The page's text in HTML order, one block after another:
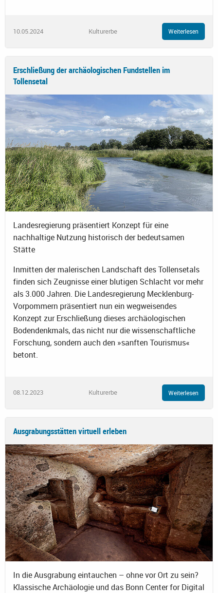
10.05.2024 Kulturerbe Weiterlesen
Erschließung der archäologischen Fundstellen im
Tollensetal
Landesregierung präsentiert Konzept für eine
nachhaltige Nutzung historisch der bedeutsamen
Stätte
Inmitten der malerischen Landschaft des Tollensetals
finden sich Zeugnisse einer blutigen Schlacht vor mehr
als 3.000 Jahren. Die Landesregierung Mecklenburg-
Vorpommern präsentiert nun ein wegweisendes
Konzept zur Erschließung dieses archäologischen
Bodendenkmals, das nicht nur die wissenschaftliche
Forschung, sondern auch den »sanften Tourismus«
betont.
08.12.2023 Kulturerbe Weiterlesen
Ausgrabungsstätten virtuell erleben
In die Ausgrabung eintauchen – ohne vor Ort zu sein?
Klassische Archäologie und das Bonn Center for Digital